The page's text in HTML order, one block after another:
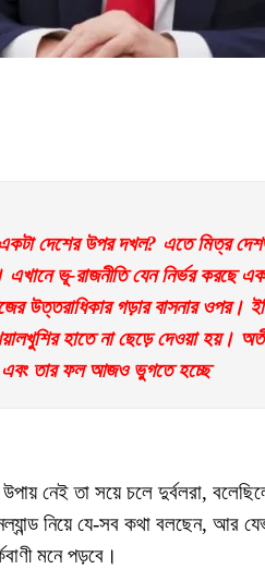
দেশের উপর দখল? এতে মিত্র
এখানে ভূ-রাজনীতি যেন নির্ভর করছে
উত্তরাধিকার গড়ার বাসনার ওপর।
হাতে না ছেড়ে দেওয়া হয়।
এবং তার ফল আজও ভুগতে হচ্ছে
নেই তা সয়ে চলে দুর্বলরা,
নিয়ে যে-সব কথা বলছেন, আর
মনে পড়বে।